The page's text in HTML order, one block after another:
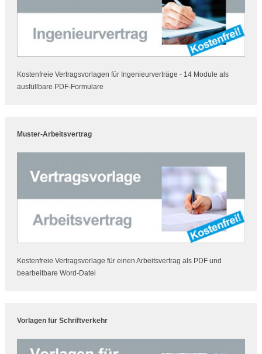
Kostenfreie Vertragsvorlagen für Ingenieurverträge - 14 Module als
ausfüllbare PDF-Formulare
Muster-Arbeitsvertrag
Kostenfreie Vertragsvorlage für einen Arbeitsvertrag als PDF und
bearbeitbare Word-Datei
Vorlagen für Schriftverkehr